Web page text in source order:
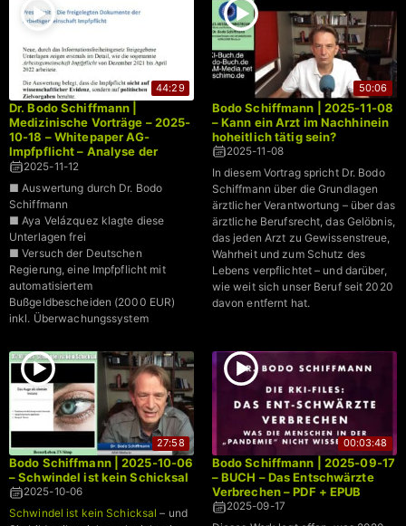
44:29
Dr. Bodo Schiffmann |
Medizinische Vorträge – 2025-
10-18 – Whitepaper AG-
Impfpflicht – Analyse der
freigelegten Dokumente der
Impfpflicht
2025-11-12
■ Auswertung durch Dr. Bodo
Schiffmann
■ Aya Velázquez klagte diese
Unterlagen frei
■ Versuch der Deutschen
Regierung, eine Impfpflicht mit
automatisiertem
Bußgeldbescheiden (2000 EUR)
inkl. Überwachungssystem
■ Auswertungen belegen ein
versuchtes massivesVerbrechen
gegen die Menschlichkeit
im
Ursachen-Ausmaß der Nürnberger
Prozesse
50:06
Bodo Schiffmann | 2025-11-08
– Kann ein Arzt im Nachhinein
hoheitlich tätig sein?
2025-11-08
In diesem Vortrag spricht Dr. Bodo
Schiffmann über die Grundlagen
ärztlicher Verantwortung – über das
ärztliche Berufsrecht, das Gelöbnis,
das jeden Arzt zu Gewissenstreue,
Wahrheit und zum Schutz des
Lebens verpflichtet – und darüber,
wie weit sich unser Beruf seit 2020
davon entfernt hat.
27:58
Bodo Schiffmann | 2025-10-06
– Schwindel ist kein Schicksal
2025-10-06
Schwindel ist kein Schicksal – und
00:03:48
Bodo Schiffmann | 2025-09-17
– BUCH – Das Entschwärzte
Verbrechen – PDF + EPUB
2025-09-17